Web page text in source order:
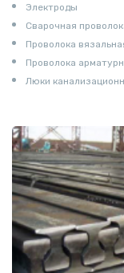
Электроды
Сварочная
Проволока
Проволока
Люки